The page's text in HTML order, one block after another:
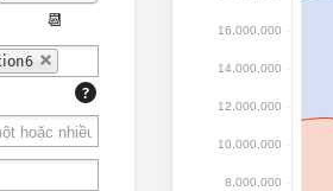
📆
?
8,000,000
10,000,000
12,000,000
14,000,000
16,000,000